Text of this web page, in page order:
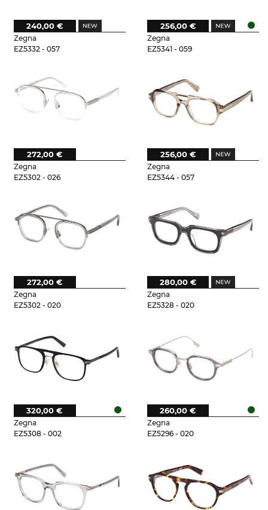
Zegna
EZ5332 - 057
240,00 €
Zegna
EZ5341 - 059
256,00 €
Zegna
EZ5302 - 026
272,00 €
Zegna
EZ5344 - 057
256,00 €
Zegna
EZ5302 - 020
272,00 €
Zegna
EZ5328 - 020
280,00 €
Zegna
EZ5308 - 002
320,00 €
Zegna
EZ5296 - 020
260,00 €